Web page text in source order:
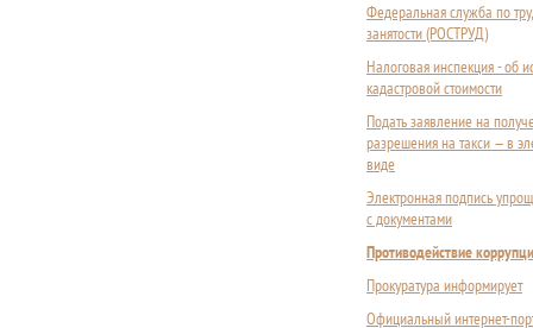
Федеральная служба по
занятости (РОСТРУД)
Налоговая инспекция - об
кадастровой стоимости
Подать заявление на
разрешения на такси — в
виде
Электронная подпись
с документами
Противодействие
Прокуратура информирует
Официальный интернет-